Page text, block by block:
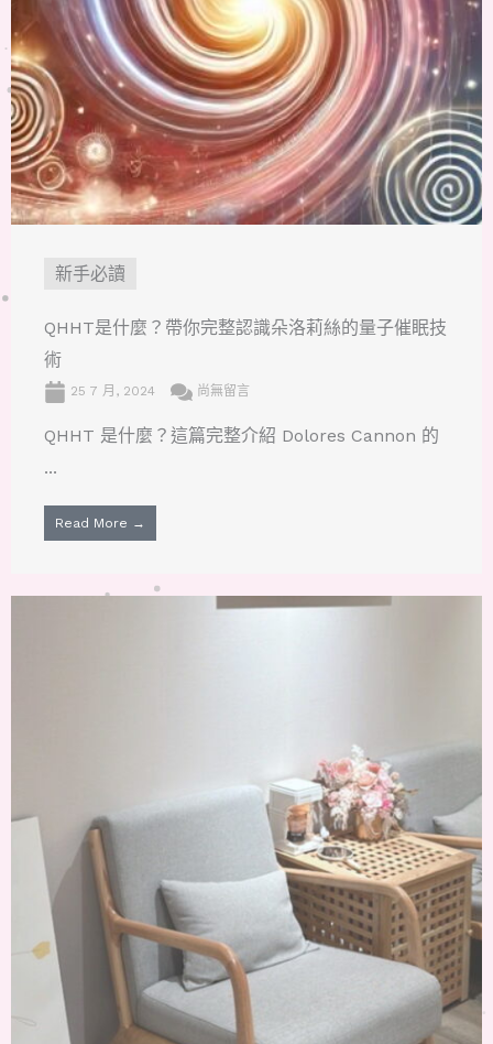
新手必讀
QHHT是什麼？帶你完整認識朵洛莉絲的量子催眠技
術
25 7 月, 2024 尚無留言
QHHT 是什麼？這篇完整介紹 Dolores Cannon 的
...
Read More →